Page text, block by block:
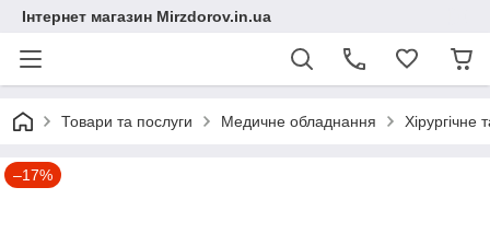
Інтернет магазин Mirzdorov.in.ua
Товари та послуги Медичне обладнання Хірургічне
–17%